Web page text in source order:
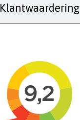
Klantwaardering